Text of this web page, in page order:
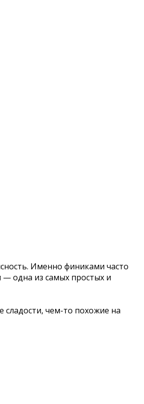
Именно финиками часто
— одна из самых простых и
чем-то похожие на